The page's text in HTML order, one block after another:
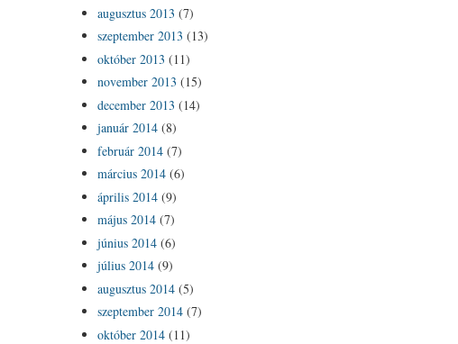
augusztus 2013 (7)
szeptember 2013 (13)
október 2013 (11)
november 2013 (15)
december 2013 (14)
január 2014 (8)
február 2014 (7)
március 2014 (6)
április 2014 (9)
május 2014 (7)
június 2014 (6)
július 2014 (9)
augusztus 2014 (5)
szeptember 2014 (7)
október 2014 (11)